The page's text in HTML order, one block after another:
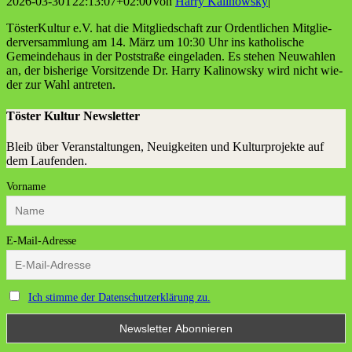
Tös­ter­Kul­tur e.V. hat die Mit­glied­schaft zur Ordent­li­chen Mit­glie­
der­ver­samm­lung am 14. März um 10:30 Uhr ins katho­li­sche
Gemein­de­haus in der Post­stra­ße ein­ge­la­den. Es ste­hen Neu­wah­len
an, der bis­he­ri­ge Vor­sit­zen­de Dr. Har­ry Kali­now­sky wird nicht wie­
der zur Wahl antreten.
Töster Kultur Newsletter
Bleib über Veranstaltungen, Neuigkeiten und Kulturprojekte auf
dem Laufenden.
Vorname
E-Mail-Adresse
Ich stimme der Datenschutzerklärung zu.